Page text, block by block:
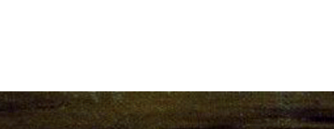
Рассказовская
Ангорка меланж
Деревенька
Пряжа Троицкая Зимняя